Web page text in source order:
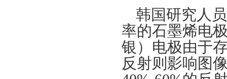
韩国研究人
率的石墨烯电
银）电极由于
反射则影响图